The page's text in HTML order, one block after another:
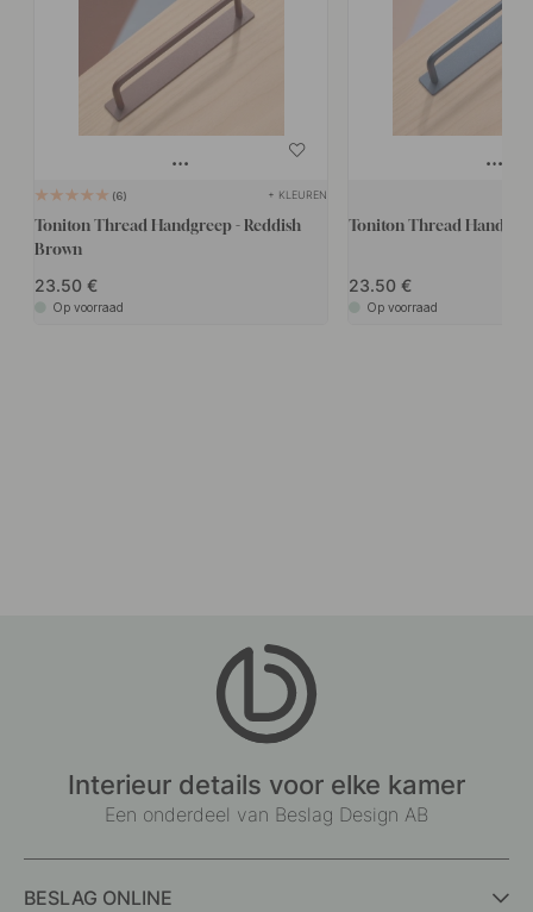
6 + KLEUREN
Toniton Thread Handgreep - Reddish
Brown
23.50
Op voorraad
Toniton Thread
23.50
Op voorraad
Interieur details voor elke kamer
Een onderdeel van Beslag Design AB
BESLAG ONLINE